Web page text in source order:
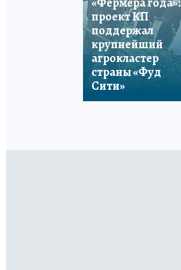
проект КП
поддержал
крупнейший
агрокластер
страны «Фуд
Сити»